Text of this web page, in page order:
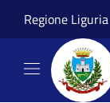
Regione Liguria